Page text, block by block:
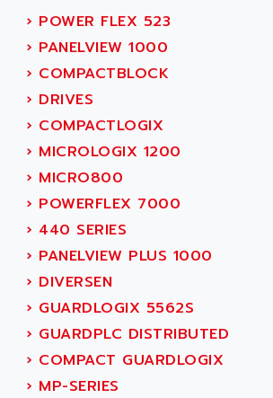
8200 VECTOR
GP2000 SERIE
C50
SMARTDRIVE VF1000
NUMECOR
MINICOR
631
DBS
CQM1H
ESG
TP27
MOVIDRIVE
MDS
COMBIVERT
AMPLICON
AMRI-KSB
AMSAMOTION
AMTE
AMX
ANAHEIM AUTOMATION
ANALOG
ANALOG DEVICES
ANALOGIC
ANALOX
ANATEL
ANCA
ANCAR
ANDERS ELECTRONICS
ANDERSON POWER PRODUCTS
› POWER FLEX 523
› PANELVIEW 1000
› COMPACTBLOCK
› DRIVES
› COMPACTLOGIX
› MICROLOGIX 1200
› MICRO800
› POWERFLEX 7000
› 440 SERIES
› PANELVIEW PLUS 1000
› DIVERSEN
› GUARDLOGIX 5562S
› GUARDPLC DISTRIBUTED
› COMPACT GUARDLOGIX
› MP-SERIES